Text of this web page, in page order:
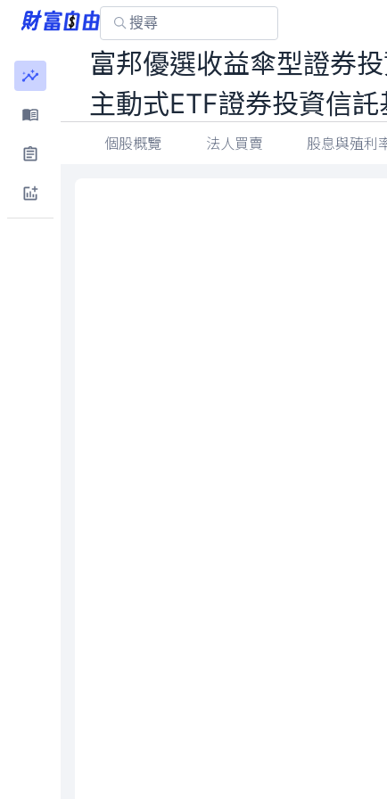
富邦優選收益傘型證券
主動式ETF證券投資信託
個股概覽 法人買賣 股息與殖利